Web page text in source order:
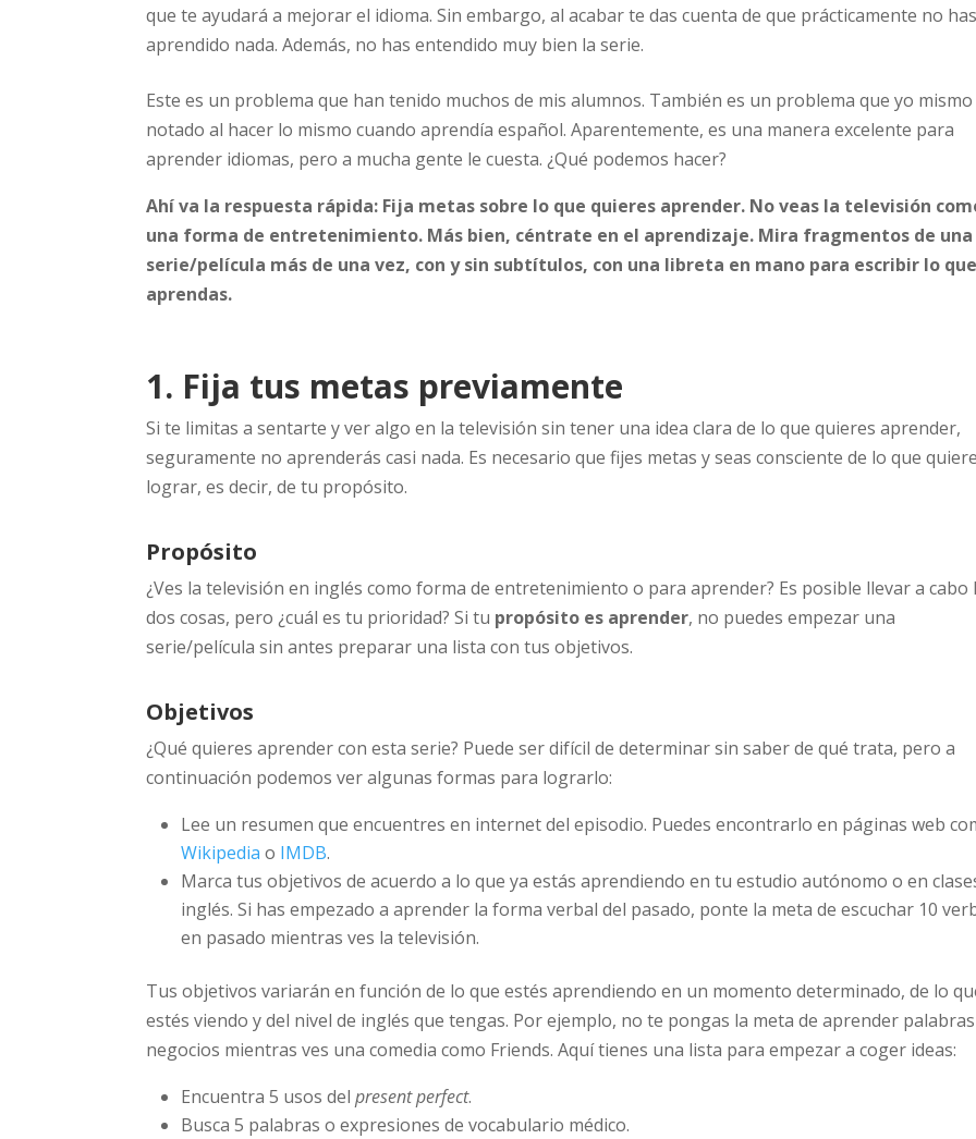
que te ayudará a mejorar el idioma. Sin embargo, al acabar te das cuenta de que prácticamente no has
aprendido nada. Además, no has entendido muy bien la serie.
Este es un problema que han tenido muchos de mis alumnos. También es un problema que yo mismo
notado al hacer lo mismo cuando aprendía español. Aparentemente, es una manera excelente para
aprender idiomas, pero a mucha gente le cuesta. ¿Qué podemos hacer?
Ahí va la respuesta rápida: Fija metas sobre lo que quieres aprender. No veas la televisión
una forma de entretenimiento. Más bien, céntrate en el aprendizaje. Mira fragmentos de una
serie/película más de una vez, con y sin subtítulos, con una libreta en mano para escribir lo que
aprendas.
1. Fija tus metas previamente
Si te limitas a sentarte y ver algo en la televisión sin tener una idea clara de lo que quieres aprender,
seguramente no aprenderás casi nada. Es necesario que fijes metas y seas consciente de lo que
lograr, es decir, de tu propósito.
Propósito
¿Ves la televisión en inglés como forma de entretenimiento o para aprender? Es posible llevar a cabo
dos cosas, pero ¿cuál es tu prioridad? Si tu propósito es aprender, no puedes empezar una
serie/película sin antes preparar una lista con tus objetivos.
Objetivos
¿Qué quieres aprender con esta serie? Puede ser difícil de determinar sin saber de qué trata, pero a
continuación podemos ver algunas formas para lograrlo:
Lee un resumen que encuentres en internet del episodio. Puedes encontrarlo en páginas web
Wikipedia o IMDB.
Marca tus objetivos de acuerdo a lo que ya estás aprendiendo en tu estudio autónomo o en
inglés. Si has empezado a aprender la forma verbal del pasado, ponte la meta de escuchar 10
en pasado mientras ves la televisión.
Tus objetivos variarán en función de lo que estés aprendiendo en un momento determinado, de lo
estés viendo y del nivel de inglés que tengas. Por ejemplo, no te pongas la meta de aprender
negocios mientras ves una comedia como Friends. Aquí tienes una lista para empezar a coger ideas:
Encuentra 5 usos delpresent perfect.
Busca 5 palabras o expresiones de vocabulario médico.